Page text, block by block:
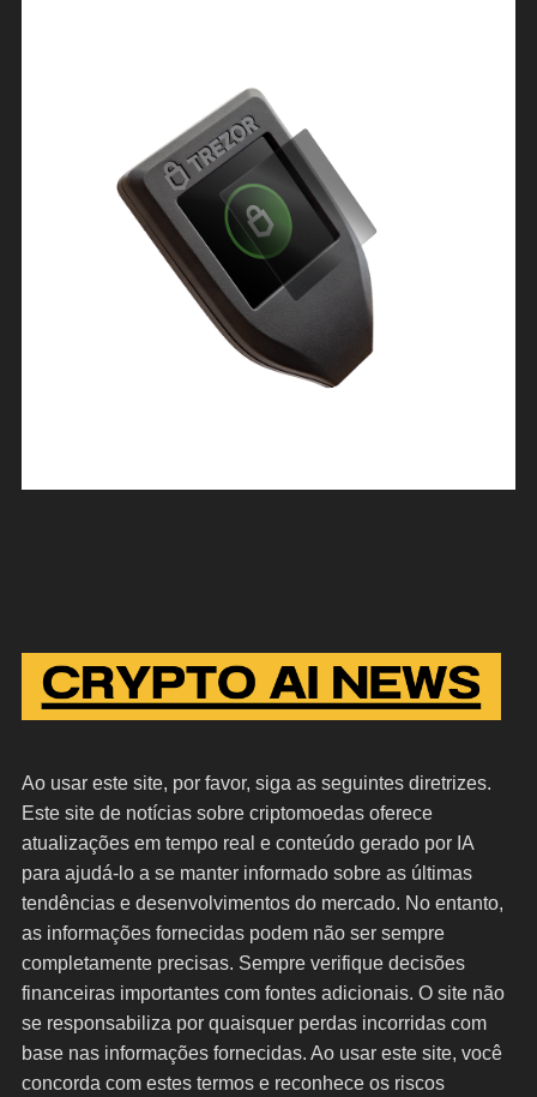
Ao usar este site, por favor, siga as seguintes diretrizes.
Este site de notícias sobre criptomoedas oferece
atualizações em tempo real e conteúdo gerado por IA
para ajudá-lo a se manter informado sobre as últimas
tendências e desenvolvimentos do mercado. No entanto,
as informações fornecidas podem não ser sempre
completamente precisas. Sempre verifique decisões
financeiras importantes com fontes adicionais. O site não
se responsabiliza por quaisquer perdas incorridas com
base nas informações fornecidas. Ao usar este site, você
concorda com estes termos e reconhece os riscos